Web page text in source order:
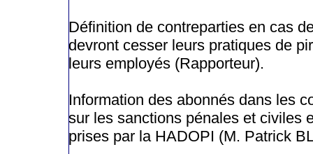
Définition de contreparties en cas
devront cesser leurs pratiques de
leurs employés (Rapporteur).
Information des abonnés dans les
sur les sanctions pénales et civiles
prises par la HADOPI (M. Patrick